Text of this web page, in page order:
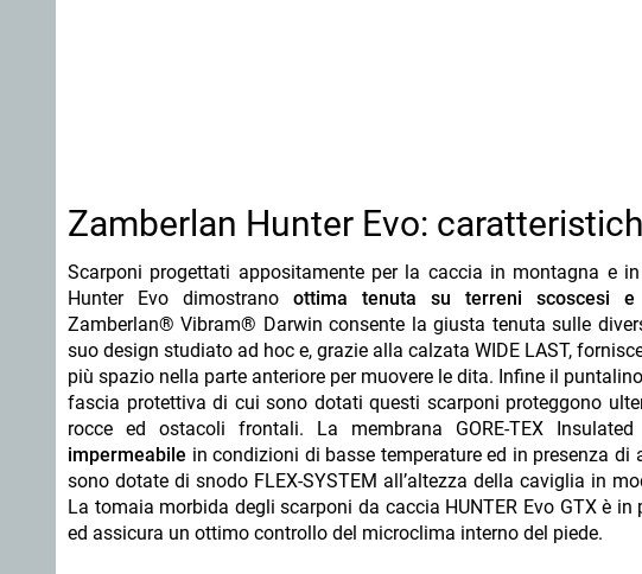
Zamberlan Hunter Evo:
Scarponi progettati appositamente per la caccia in montagna e
Hunter Evo dimostrano ottima tenuta su terreni scoscesi e
Zamberlan® Vibram® Darwin consente la giusta tenuta sulle
suo design studiato ad hoc e, grazie alla calzata WIDE LAST,
più spazio nella parte anteriore per muovere le dita. Infine il
fascia protettiva di cui sono dotati questi scarponi proteggono
rocce ed ostacoli frontali. La membrana GORE-TEX
impermeabile in condizioni di basse temperature ed in presenza di
sono dotate di snodo FLEX-SYSTEM all’altezza della caviglia in
La tomaia morbida degli scarponi da caccia HUNTER Evo GTX è
ed assicura un ottimo controllo del microclima interno del piede.